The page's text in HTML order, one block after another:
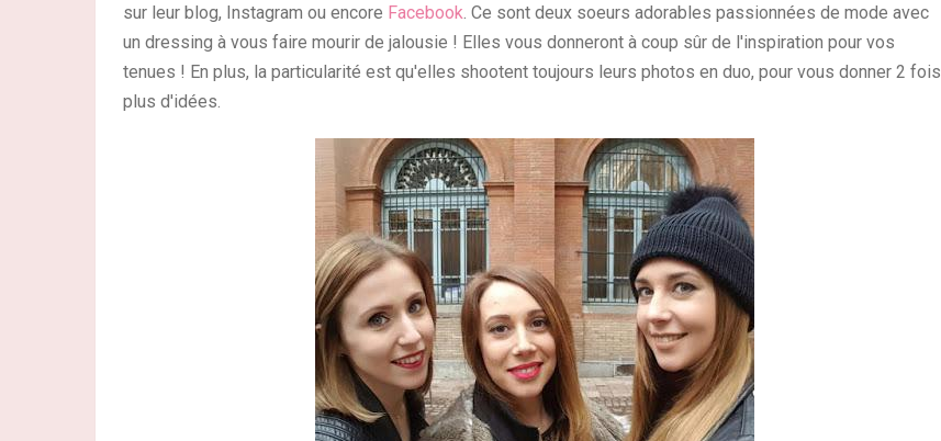
sur leur blog, Instagram ou encore Facebook . Ce sont deux soeurs adorables passionnées de mode avec
un dressing à vous faire mourir de jalousie ! Elles vous donneront à coup sûr de l'inspiration pour vos
tenues ! En plus, la particularité est qu'elles shootent toujours leurs photos en duo, pour vous donner 2 fois
plus d'idées.